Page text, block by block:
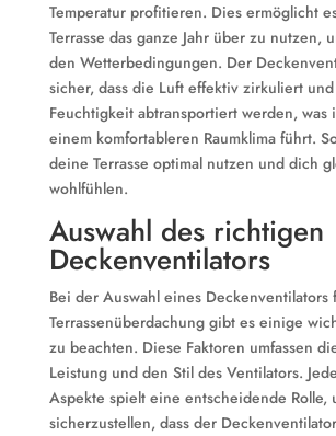
Temperatur profitieren. Dies ermöglicht
Terrasse das ganze Jahr über zu nutzen,
den Wetterbedingungen. Der
sicher, dass die Luft effektiv zirkuliert
Feuchtigkeit abtransportiert werden, was
einem komfortableren Raumklima führt.
deine Terrasse optimal nutzen und dich
wohlfühlen.
Auswahl des richtigen
Deckenventilators
Bei der Auswahl eines Deckenventilators
Terrassenüberdachung gibt es einige
zu beachten. Diese Faktoren umfassen
Leistung und den Stil des Ventilators.
Aspekte spielt eine entscheidende Rolle,
sicherzustellen, dass der